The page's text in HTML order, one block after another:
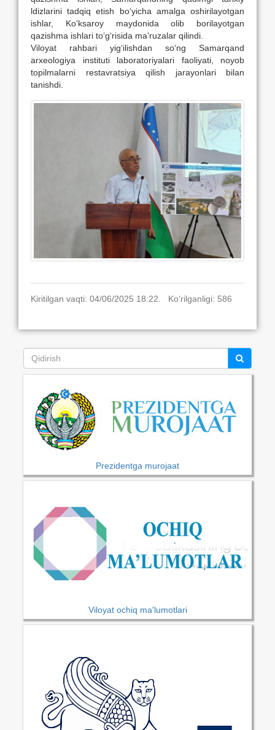
ldizlarini tadqiq etish bo‘yicha amalga oshirilayotgan
ishlar, Ko‘ksaroy maydonida olib borilayotgan
qazishma ishlari to‘g‘risida ma'ruzalar qilindi.
Viloyat rahbari yig‘ilishdan so‘ng Samarqand
arxeologiya instituti laboratoriyalari faoliyati, noyob
topilmalarni restavratsiya qilish jarayonlari bilan
tanishdi.
Kiritilgan vaqti: 04/06/2025 18:22. Ko‘rilganligi: 586
Prezidentga murojaat
Viloyat ochiq ma'lumotlari